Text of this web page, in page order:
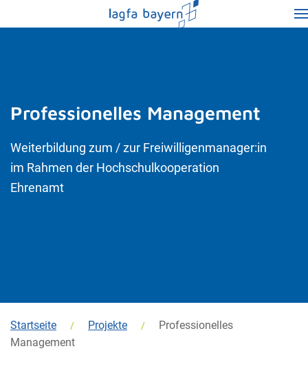
Professionelles Management
Weiterbildung zum / zur Freiwilligenmanager:in
im Rahmen der Hochschulkooperation
Ehrenamt
Startseite Projekte
Professionelles
Management